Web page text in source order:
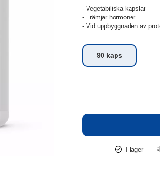
- Vegetabiliska kapslar
- Främjar hormoner
- Vid uppbyggnaden av
90 kaps
I lager